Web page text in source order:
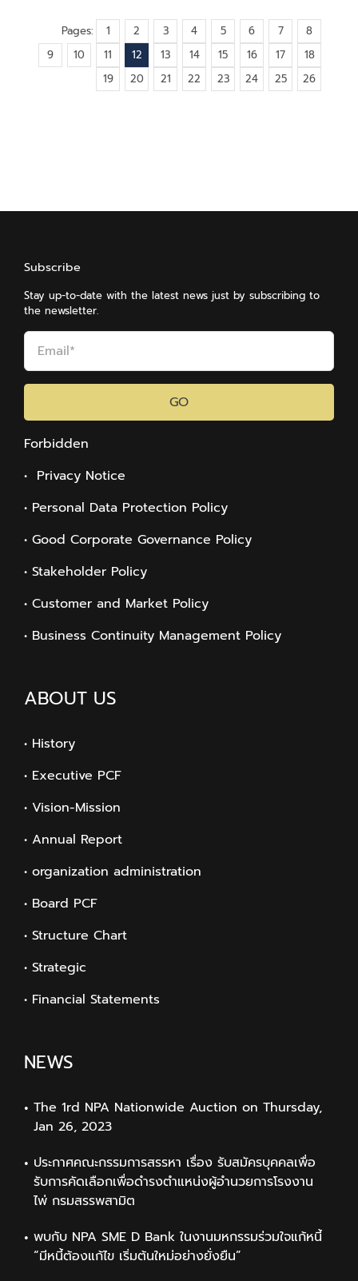
Pages: 1 2 3 4 5 6 7
8
9
10 11 12 13 14 15 16 17
18
19
20 21 22 23 24 25 26
Subscribe
Stay up-to-date with the latest news just by subscribing to
the newsletter.
GO
Forbidden
• Privacy Notice
• Personal Data Protection Policy
• Good Corporate Governance Policy
• Stakeholder Policy
• Customer and Market Policy
• Business Continuity Management Policy
ABOUT US
• History
• Executive PCF
• Vision-Mission
• Annual Report
• organization administration
• Board PCF
• Structure Chart
• Strategic
• Financial Statements
NEWS
The 1rd NPA Nationwide Auction on Thursday,
Jan 26, 2023
ประกาศคณะกรรมการสรรหา เรื่อง รับสมัครบุคคลเพื่อ
รับการคัดเลือกเพื่อดำรงตำแหน่งผู้อำนวยการโรงงาน
ไพ่ กรมสรรพสามิต
พบกับ NPA SME D Bank ในงานมหกรรมร่วมใจแก้หนี้
“มีหนี้ต้องแก้ไข เริ่มต้นใหม่อย่างยั่งยืน”